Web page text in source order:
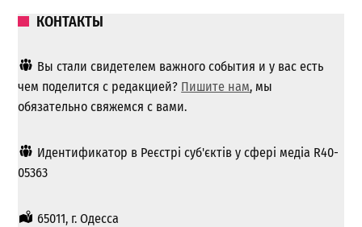
КОНТАКТЫ
Вы стали свидетелем важного события и у вас есть
чем поделится с редакцией? Пишите нам, мы
обязательно свяжемся с вами.
Идентификатор в Реєстрі суб'єктів у сфері медіа R40-
05363
65011, г. Одесса